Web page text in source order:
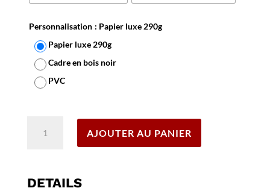
Personnalisation : Papier luxe 290g
Papier luxe 290g
Cadre en bois noir
PVC
choisissez,
AJOUTER AU PANIER
DETAILS